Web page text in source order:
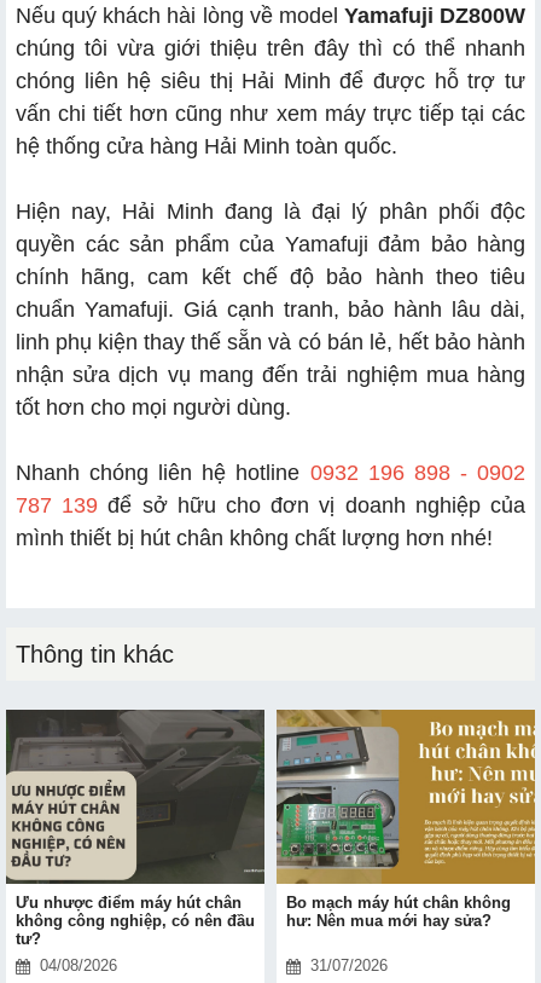
Nếu quý khách hài lòng về model Yamafuji DZ800W
chúng tôi vừa giới thiệu trên đây thì có thể nhanh
chóng liên hệ siêu thị Hải Minh để được hỗ trợ tư
vấn chi tiết hơn cũng như xem máy trực tiếp tại các
hệ thống cửa hàng Hải Minh toàn quốc.
Hiện nay, Hải Minh đang là đại lý phân phối độc
quyền các sản phẩm của Yamafuji đảm bảo hàng
chính hãng, cam kết chế độ bảo hành theo tiêu
chuẩn Yamafuji. Giá cạnh tranh, bảo hành lâu dài,
linh phụ kiện thay thế sẵn và có bán lẻ, hết bảo hành
nhận sửa dịch vụ mang đến trải nghiệm mua hàng
tốt hơn cho mọi người dùng.
Nhanh chóng liên hệ hotline 0932 196 898 - 0902
787 139 để sở hữu cho đơn vị doanh nghiệp của
mình thiết bị hút chân không chất lượng hơn nhé!
Thông tin khác
Ưu nhược điểm máy hút chân
không công nghiệp, có nên đầu
tư?
04/08/2026
Bo mạch máy hút chân không
hư: Nên mua mới hay sửa?
31/07/2026